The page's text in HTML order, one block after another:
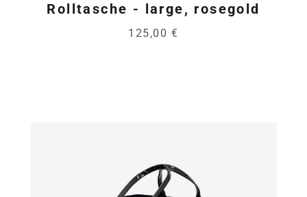
Rolltasche - large, rosegold
125,00 €